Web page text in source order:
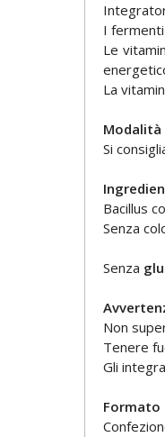
I
Le
La
Modalità
Si
Bacillus
Senza
Senza
Non
Tenere
Gli
Formato